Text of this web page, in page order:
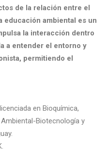
de la relación entre el
educación ambiental es un
la interacción dentro
a entender el entorno y
permitiendo el
en Bioquímica,
Biotecnología y